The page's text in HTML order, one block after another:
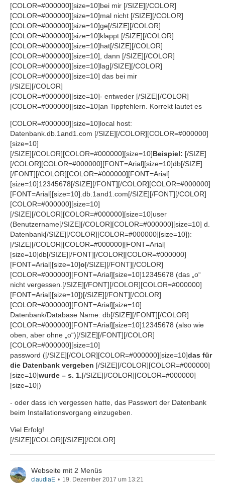
[COLOR=#000000][size=10]bei mir [/SIZE][/COLOR]
[COLOR=#000000][size=10]mal nicht [/SIZE][/COLOR]
[COLOR=#000000][size=10]ge[/SIZE][/COLOR]
[COLOR=#000000][size=10]klappt [/SIZE][/COLOR]
[COLOR=#000000][size=10]hat[/SIZE][/COLOR]
[COLOR=#000000][size=10], dann [/SIZE][/COLOR]
[COLOR=#000000][size=10]lag[/SIZE][/COLOR]
[COLOR=#000000][size=10] das bei mir
[/SIZE][/COLOR]
[COLOR=#000000][size=10]- entweder [/SIZE][/COLOR]
[COLOR=#000000][size=10]an Tippfehlern. Korrekt lautet es
[COLOR=#000000][size=10]local host:
Datenbank.db.1and1.com [/SIZE][/COLOR][COLOR=#000000]
[size=10]
[/SIZE][/COLOR][COLOR=#000000][size=10]Beispiel: [/SIZE]
[/COLOR][COLOR=#000000][FONT=Arial][size=10]db[/SIZE]
[/FONT][/COLOR][COLOR=#000000][FONT=Arial]
[size=10]12345678[/SIZE][/FONT][/COLOR][COLOR=#000000]
[FONT=Arial][size=10].db.1and1.com[/SIZE][/FONT][/COLOR]
[COLOR=#000000][size=10]
[/SIZE][/COLOR][COLOR=#000000][size=10]user
(Benutzername[/SIZE][/COLOR][COLOR=#000000][size=10] d.
Datenbank[/SIZE][/COLOR][COLOR=#000000][size=10]):
[/SIZE][/COLOR][COLOR=#000000][FONT=Arial]
[size=10]db[/SIZE][/FONT][/COLOR][COLOR=#000000]
[FONT=Arial][size=10]o[/SIZE][/FONT][/COLOR]
[COLOR=#000000][FONT=Arial][size=10]12345678 (das „o“
nicht vergessen.[/SIZE][/FONT][/COLOR][COLOR=#000000]
[FONT=Arial][size=10])[/SIZE][/FONT][/COLOR]
[COLOR=#000000][FONT=Arial][size=10]
Datenbank/Database Name: db[/SIZE][/FONT][/COLOR]
[COLOR=#000000][FONT=Arial][size=10]12345678 (also wie
oben, aber ohne „o“)[/SIZE][/FONT][/COLOR]
[COLOR=#000000][size=10]
password ([/SIZE][/COLOR][COLOR=#000000][size=10]das für
die Datenbank vergeben [/SIZE][/COLOR][COLOR=#000000]
[size=10]wurde – s. 1.[/SIZE][/COLOR][COLOR=#000000]
[size=10])
- oder dass ich vergessen hatte, das Passwort der Datenbank
beim Installationsvorgang einzugeben.
Viel Erfolg!
[/SIZE][/COLOR][/SIZE][/COLOR]
Webseite mit 2 Menüs
claudiaE 19. Dezember 2017 um 13:21